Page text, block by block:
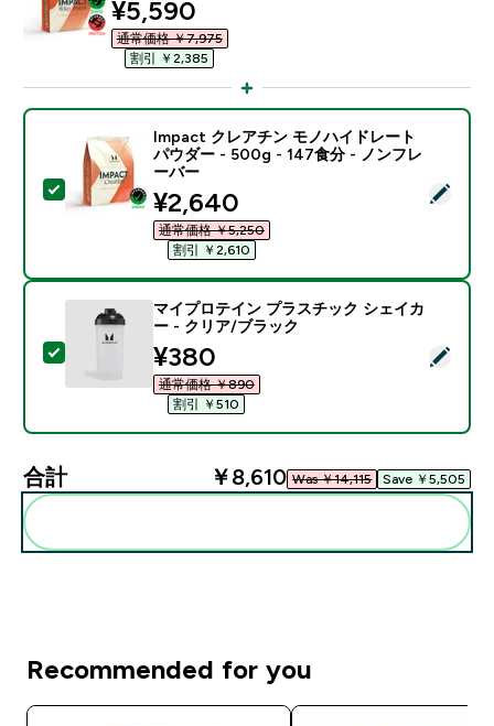
discounted price
¥5,590‎
通常価格 ￥7,975‎
割引 ￥2,385‎
この商品を選択 - Impact クレアチン モノハイドレ
Impact クレアチン モノハイドレート
パウダー - 500g - 147食分 - ノンフレ
ーバー
discounted price
¥2,640‎
通常価格 ￥5,250‎
割引 ￥2,610‎
この商品を選択 - マイプロテイン プラスチック シェ
マイプロテイン プラスチック シェイカ
ー - クリア/ブラック
discounted price
¥380‎
通常価格 ￥890‎
割引 ￥510‎
合計 ￥8,610‎ Was ￥14,115‎ Save ￥5,505‎
Recommended for you